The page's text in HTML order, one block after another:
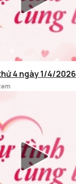
4 ngày 1/4/2026